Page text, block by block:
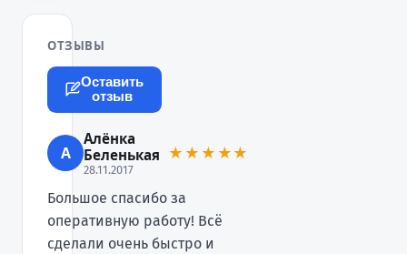
ОТЗЫВЫ
Оставить
отзыв
А
Алёнка
Беленькая
28.11.2017
★★★★★
Большое спасибо за
оперативную работу! Всё
сделали очень быстро и